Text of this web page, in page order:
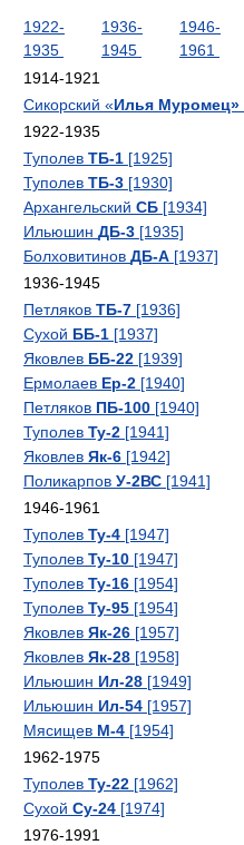
1922-
1935
1936-
1945
1946-
1961
1914-1921
Сикорский «Илья Муромец»
1922-1935
Туполев ТБ-1 [1925]
Туполев ТБ-3 [1930]
Архангельский СБ [1934]
Ильюшин ДБ-3 [1935]
Болховитинов ДБ-А [1937]
1936-1945
Петляков ТБ-7 [1936]
Сухой ББ-1 [1937]
Яковлев ББ-22 [1939]
Ермолаев Ер-2 [1940]
Петляков ПБ-100 [1940]
Туполев Ту-2 [1941]
Яковлев Як-6 [1942]
Поликарпов У-2ВС [1941]
1946-1961
Туполев Ту-4 [1947]
Туполев Ту-10 [1947]
Туполев Ту-16 [1954]
Туполев Ту-95 [1954]
Яковлев Як-26 [1957]
Яковлев Як-28 [1958]
Ильюшин Ил-28 [1949]
Ильюшин Ил-54 [1957]
Мясищев М-4 [1954]
1962-1975
Туполев Ту-22 [1962]
Сухой Су-24 [1974]
1976-1991